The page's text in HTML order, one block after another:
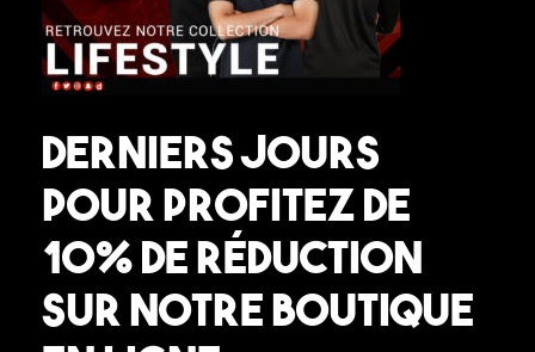
Derniers jours
pour profitez de
10% de réduction
sur notre boutique